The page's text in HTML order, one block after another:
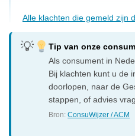
Alle klachten die gemeld zijn
Tip van onze
Als consument in
Bij klachten kunt u de
doorlopen, naar de
stappen, of advies
Bron:ConsuWijzer / ACM